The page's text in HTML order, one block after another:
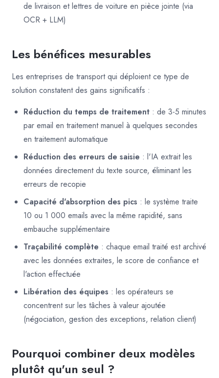
de livraison et lettres de voiture en pièce jointe (via
OCR + LLM)
Les bénéfices mesurables
Les entreprises de transport qui déploient ce type de
solution constatent des gains significatifs :
Réduction du temps de traitement : de 3-5 minutes
par email en traitement manuel à quelques secondes
en traitement automatique
Réduction des erreurs de saisie : l'IA extrait les
données directement du texte source, éliminant les
erreurs de recopie
Capacité d'absorption des pics : le système traite
10 ou 1 000 emails avec la même rapidité, sans
embauche supplémentaire
Traçabilité complète : chaque email traité est archivé
avec les données extraites, le score de confiance et
l'action effectuée
Libération des équipes : les opérateurs se
concentrent sur les tâches à valeur ajoutée
(négociation, gestion des exceptions, relation client)
Pourquoi combiner deux modèles
plutôt qu'un seul ?